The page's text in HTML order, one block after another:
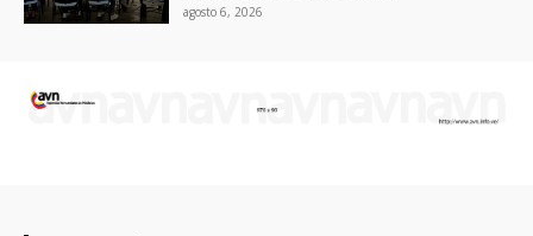
agosto 6, 2026